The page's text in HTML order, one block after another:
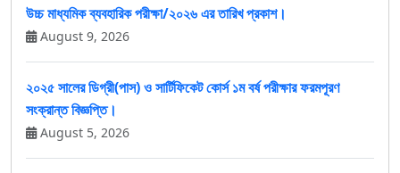
উচ্চ মাধ্যমিক ব্যবহারিক পরীক্ষা/২০২৬ এর তারিখ প্রকাশ।
August 9, 2026
২০২৫ সালের ডিগ্রী(পাস) ও সার্টিফিকেট কোর্স ১ম বর্ষ পরীক্ষার ফরমপূরণ
সংক্রান্ত বিজ্ঞপ্তি।
August 5, 2026